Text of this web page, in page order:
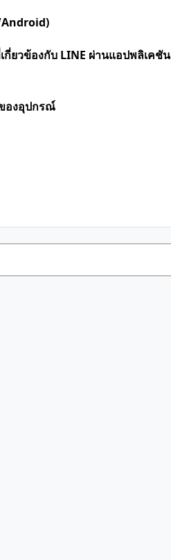
กี่ยวข้องกับ LINE ผ่านแอปพลิเคชัน
องอุปกรณ์